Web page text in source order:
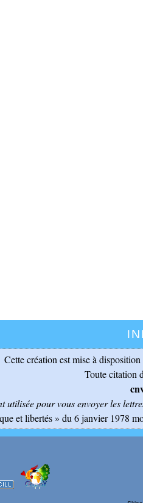
Cette création est mise à
Toute citation
utilisée pour vous envoyer les
et libertés » du 6 janvier 1978